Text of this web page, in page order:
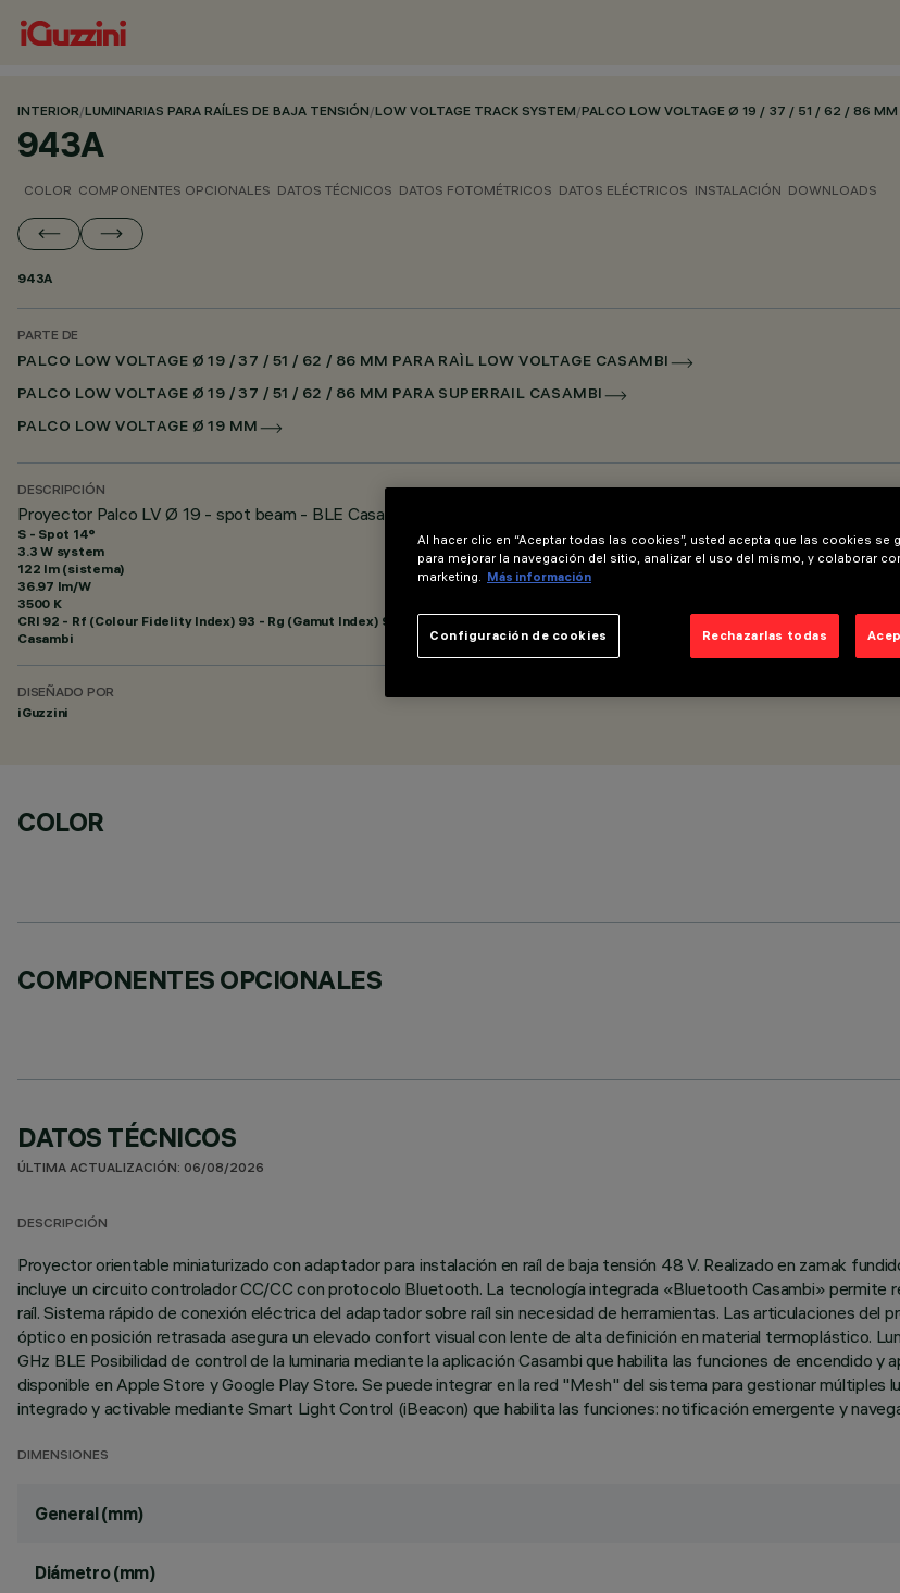
INTERIOR/LUMINARIAS PARA RAÍLES DE BAJA TENSIÓN/LOW VOLTAGE TRACK SYSTEM/PALCO LOW VOLTAGE Ø 19 / 37 / 51 / 62 / 86 MM
943A
COLOR COMPONENTES OPCIONALES DATOS TÉCNICOS DATOS FOTOMÉTRICOS DATOS ELÉCTRICOS INSTALACIÓN DOWNLOADS
943A
PARTE DE
PALCO LOW VOLTAGE Ø 19 / 37 / 51 / 62 / 86 MM PARA RAÌL LOW VOLTAGE CASAMBI
PALCO LOW VOLTAGE Ø 19 / 37 / 51 / 62 / 86 MM PARA SUPERRAIL CASAMBI
PALCO LOW VOLTAGE Ø 19 MM
DESCRIPCIÓN
Proyector Palco LV Ø 19 - spot beam - BLE Casambi
S - Spot 14°
3.3 W system
122 lm (sistema)
36.97 lm/W
3500 K
CRI 92 - Rf (Colour Fidelity Index) 93 - Rg (Gamut Index) 99
Casambi
DISEÑADO POR
iGuzzini
COLOR
COMPONENTES OPCIONALES
DATOS TÉCNICOS
ÚLTIMA ACTUALIZACIÓN: 06/08/2026
DESCRIPCIÓN
Proyector orientable miniaturizado con adaptador para instalación en raíl de baja tensión 48 V. Realizado en zamak
incluye un circuito controlador CC/CC con protocolo Bluetooth. La tecnología integrada «Bluetooth Casambi» permite
raíl. Sistema rápido de conexión eléctrica del adaptador sobre raíl sin necesidad de herramientas. Las articulaciones del
óptico en posición retrasada asegura un elevado confort visual con lente de alta definición en material termoplástico.
GHz BLE Posibilidad de control de la luminaria mediante la aplicación Casambi que habilita las funciones de encendido
disponible en Apple Store y Google Play Store. Se puede integrar en la red "Mesh" del sistema para gestionar múltiples
integrado y activable mediante Smart Light Control (iBeacon) que habilita las funciones: notificación emergente y
DIMENSIONES
General (mm)
Diámetro (mm)
Al hacer clic en “Aceptar todas las cookies”, usted acepta que las cookies se
para mejorar la navegación del sitio, analizar el uso del mismo, y colaborar
marketing. Más información
Rechazarlas todas
Configuración de cookies